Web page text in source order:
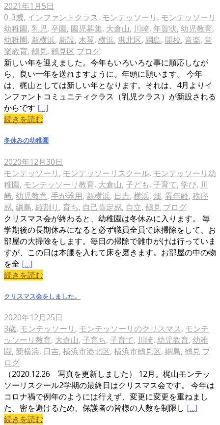
2021年1月5日
0-3歳, インファントクラス, モンテッソーリ , モンテッソーリ
幼稚園, 乳児, 卒園, 園児募集, 大倉山, 川崎, 年賀状, 幼児教育,
幼稚園, 新横浜, 新設, 木琴, 横浜, 港北区, 綱島, 開校, 音楽, 音
楽教育, 鶴見, 鶴見区 ブログ
新しい年を迎えました。今年もいろいろな事に順応しなが
ら、良い一年を送れますように。年頭に願います。 今年
は、梶山としては新しい年となります。それは、4月よりイ
ンファントコミュニティクラス（乳児クラス）が新設される
からです […]
続きを読む
冬休みの幼稚園
2020年12月30日
モンテッソーリ , モンテッソーリスクール, モンテッソーリ幼
稚園, モンテッソーリ教育, 大倉山, 子ども, 子育て, 学び, 川
崎, 幼児教育, 手が器用, 新横浜, 日吉, 横浜, 畑, 異年齢, 秩序
感, 綱島, 縦割り , 育ち, 自己肯定感, 自立, 鶴見 ブログ
クリスマス会が終わると、幼稚園は冬休みに入ります。 毎
学期後の長期休みになると必ず職員全員で床掃除をして、お
部屋の大掃除をします。毎日の掃除で雑巾がけは行っていま
すが、この日は本腰を入れて床を磨きます。お部屋の中の物
を全 […]
続きを読む
クリスマス会をしました。
2020年12月25日
3歳, モンテッソーリ , モンテッソーリのクリスマス, モンテ
ッソーリ教育, 大倉山, 子育ち, 子育て, 川崎, 幼児教育, 幼稚
園, 新横浜, 日吉, 横浜市港北区, 横浜市鶴見区, 綱島, 鶴見 ブ
ログ
（2020.12.26 写真を更新しました） 12月。梶山モンテッ
ソーリスクール2学期の最終日はクリスマス会です。 今年は
コロナ禍で例年のようには行えず、変更に変更を重ねまし
た。密を避けるため、保護者の皆様の人数を制限し […]
続きを読む